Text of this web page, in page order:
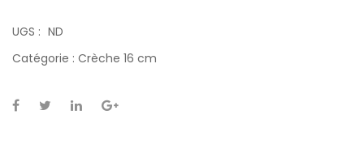
UGS : ND
Catégorie : Crèche 16 cm